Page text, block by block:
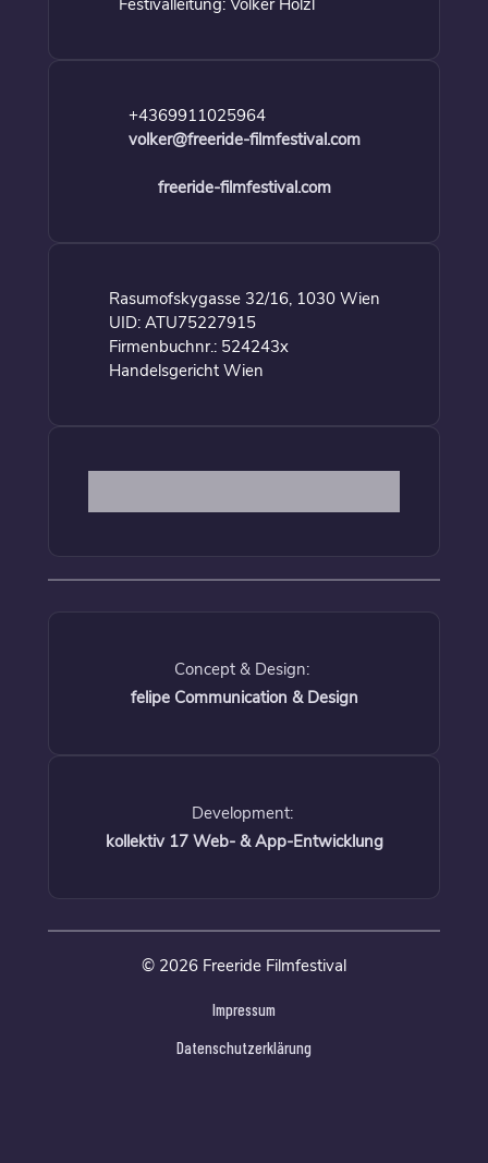
Festivalleitung: Volker Hölzl
+4369911025964
volker@freeride-filmfestival.com
freeride-filmfestival.com
Rasumofskygasse 32/16, 1030 Wien
UID: ATU75227915
Firmenbuchnr.: 524243x
Handelsgericht Wien
Concept & Design:
felipe Communication & Design
Development:
kollektiv 17 Web- & App-Entwicklung
© 2026 Freeride Filmfestival
Impressum
Datenschutzerklärung